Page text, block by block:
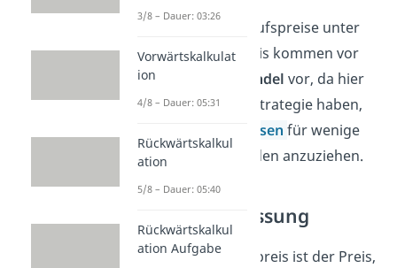
Dauerhafte Verkaufspreise unter
dem Einstandspreis kommen vor
allem im
Einzelhandel vor, da hier
viele Händler die Strategie haben,
niedrigen Preisen für wenige
Produkte die Kunden anzuziehen.
Zusammenfassung
Der Einstandspreis ist der Preis,
3/8 – Dauer: 03:26
Vorwärtskalkulat
ion
4/8 – Dauer: 05:31
Rückwärtskalkul
ation
5/8 – Dauer: 05:40
Rückwärtskalkul
ation Aufgabe